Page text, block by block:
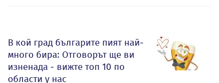
В кой град българите пият най-
много бира: Отговорът ще ви
изненада - вижте топ 10 по
области у нас